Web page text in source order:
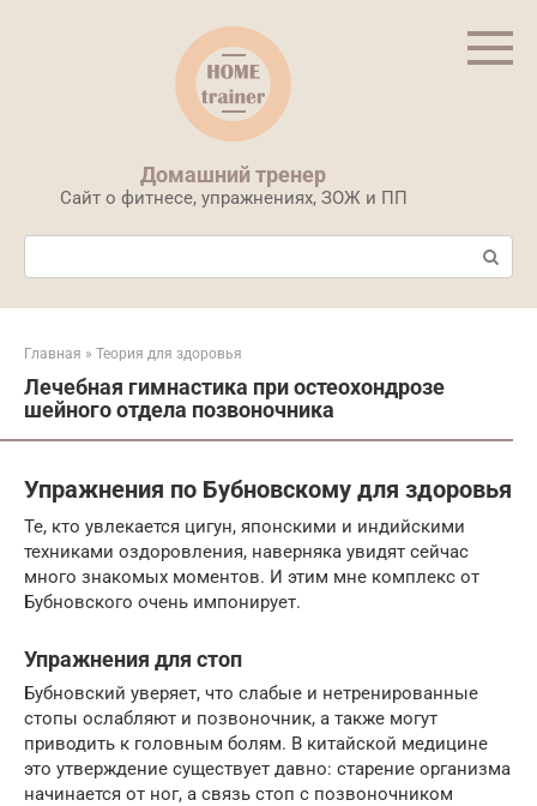
Домашний тренер
Сайт о фитнесе, упражнениях, ЗОЖ и ПП
Поиск:
Главная » Теория для здоровья
Лечебная гимнастика при остеохондрозе
шейного отдела позвоночника
Упражнения по Бубновскому для здоровья
Те, кто увлекается цигун, японскими и индийскими
техниками оздоровления, наверняка увидят сейчас
много знакомых моментов. И этим мне комплекс от
Бубновского очень импонирует.
Упражнения для стоп
Бубновский уверяет, что слабые и нетренированные
стопы ослабляют и позвоночник, а также могут
приводить к головным болям. В китайской медицине
это утверждение существует давно: старение организма
начинается от ног, а связь стоп с позвоночником